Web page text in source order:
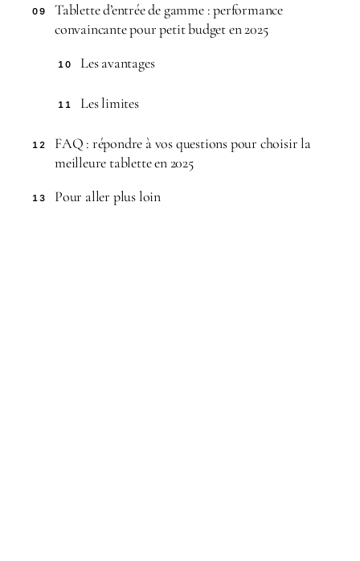
09
Tablette d’entrée de gamme : performance
convaincante pour petit budget en 2025
10 Les avantages
11 Les limites
12
FAQ : répondre à vos questions pour choisir la
meilleure tablette en 2025
13 Pour aller plus loin